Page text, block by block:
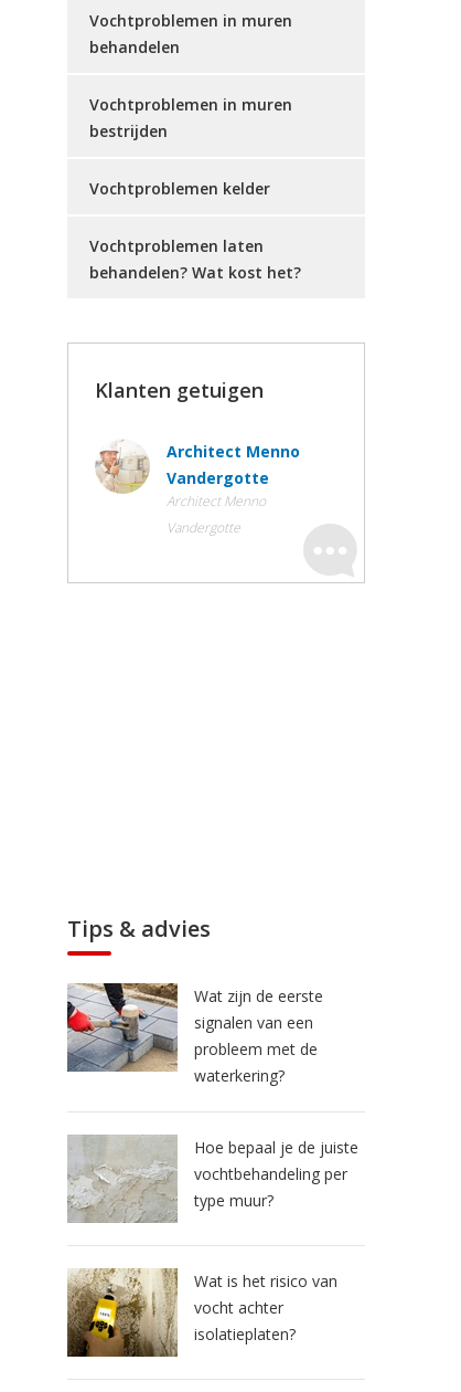
Vochtproblemen in muren
behandelen
Vochtproblemen in muren
bestrijden
Vochtproblemen kelder
Vochtproblemen laten
behandelen? Wat kost het?
Klanten getuigen
Architect Menno
Vandergotte
Architect Menno
Vandergotte
Tips & advies
Wat zijn de eerste
signalen van een
probleem met de
waterkering?
Hoe bepaal je de juiste
vochtbehandeling per
type muur?
Wat is het risico van
vocht achter
isolatieplaten?